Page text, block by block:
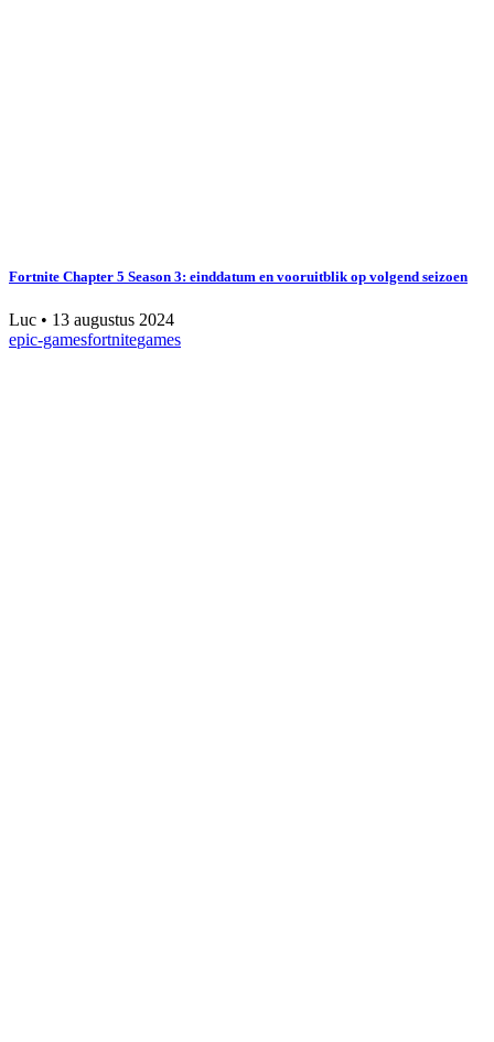
Fortnite Chapter 5 Season 3: einddatum en vooruitblik op volgend seizoen
Luc • 13 augustus 2024
epic-gamesfortnitegames